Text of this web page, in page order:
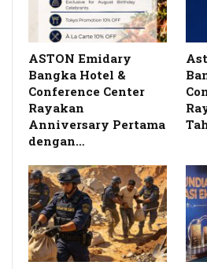
ASTON Emidary
Bangka Hotel &
Conference Center
Rayakan
Anniversary Pertama
dengan…